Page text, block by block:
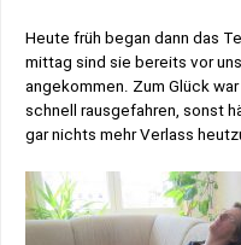
Heute früh began dann das
mittag sind sie bereits vor
angekommen. Zum Glück
schnell rausgefahren, sonst
gar nichts mehr Verlass